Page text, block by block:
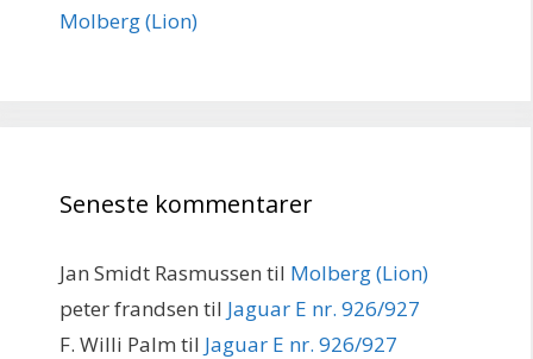
Molberg (Lion)
Seneste kommentarer
Jan Smidt Rasmussen til Molberg (Lion)
peter frandsen til Jaguar E nr. 926/927
F. Willi Palm til Jaguar E nr. 926/927